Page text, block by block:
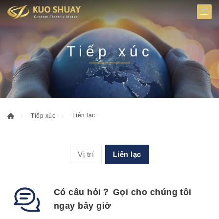
Tiếp xúc
Tiếp xúc Liên lạc
Vị trí Liên lạc
Có câu hỏi？ Gọi cho chúng tôi
ngay bây giờ